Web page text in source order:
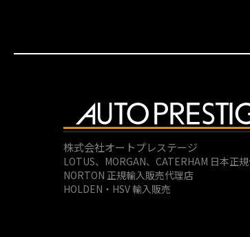
株式会社オートプレステージ
LOTUS、MORGAN、 CATERHAM 日本正
NORTON 正規輸入販売代理店
HOLDEN・HSV 輸入販売